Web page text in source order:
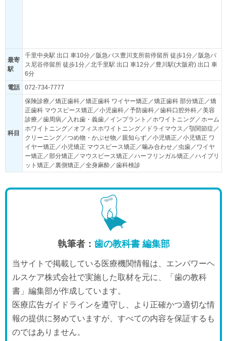
最寄
駅
千里中央駅 出口 車10分／阪急バス豊川支所前停留所 徒歩1分／阪急バ
ス尼谷停留所 徒歩1分／北千里駅 出口 車12分／豊川駅(大阪府) 出口 車
6分
電話
072-734-7777
科目
保険診療／矯正歯科／矯正歯科 ワイヤー矯正／矯正歯科 部分矯正／矯
正歯科 マウスピース矯正／小児歯科／予防歯科／歯科口腔外科／美容
診療／歯周病／入れ歯・義歯／インプラント／ホワイトニング／ホーム
ホワイトニング／オフィスホワイトニング／ドライマウス／顎関節症／
クリーニング／つめ物・かぶせ物／親知らず／小児矯正／小児矯正 ワ
イヤー矯正／小児矯正 マウスピース矯正／噛み合わせ／虫歯／ワイヤ
ー矯正／部分矯正／マウスピース矯正／ハーフリンガル矯正／ハイブリ
ット矯正／裏側矯正／全身麻酔／歯科検診
執筆者： 歯の教科書 編集部
当サイトで掲載している医療機関情報は、エンパワーヘ
ルスケア株式会社で実施した取材を元に、「歯の教科
書」編集部が作成しています。
医療広告ガイドラインを遵守し、より正確かつ適切な情
報の提供に努めていますが、すべての内容を保証するも
のではありません。